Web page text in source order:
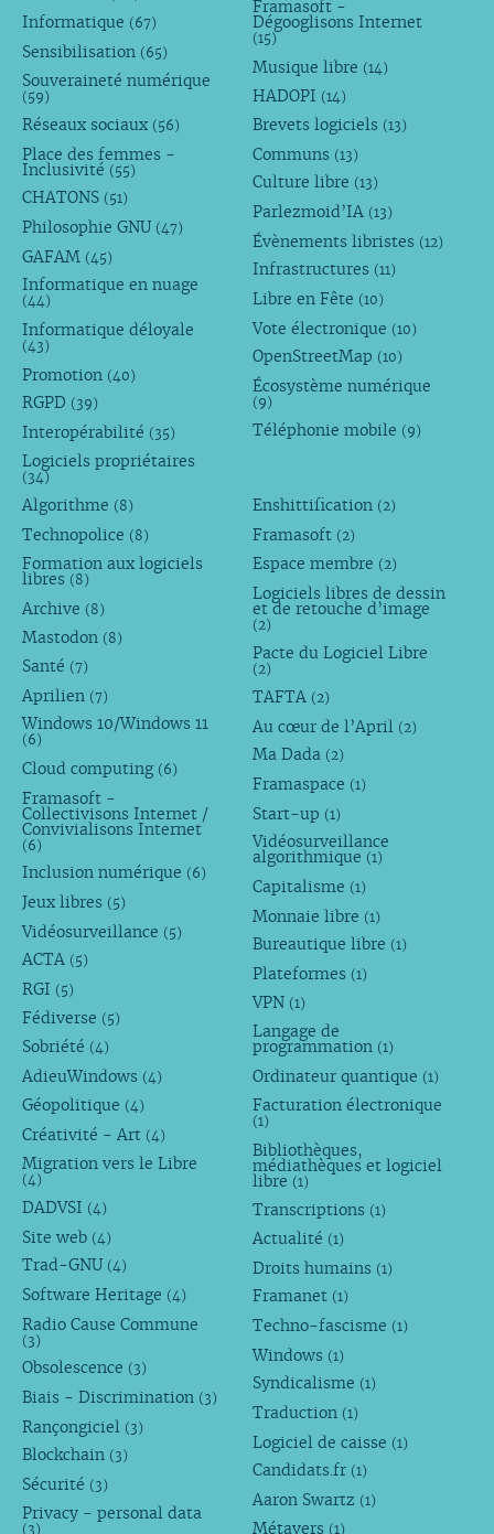
Informatique (67)
Sensibilisation (65)
Souveraineté numérique
(59)
Réseaux sociaux (56)
Place des femmes -
Inclusivité (55)
CHATONS (51)
Philosophie GNU (47)
GAFAM (45)
Informatique en nuage
(44)
Informatique déloyale
(43)
Promotion (40)
RGPD (39)
Interopérabilité (35)
Logiciels propriétaires
(34)
Framasoft -
Dégooglisons Internet
(15)
Musique libre (14)
HADOPI (14)
Brevets logiciels (13)
Communs (13)
Culture libre (13)
Parlezmoid’IA (13)
Évènements libristes (12)
Infrastructures (11)
Libre en Fête (10)
Vote électronique (10)
OpenStreetMap (10)
Écosystème numérique
(9)
Téléphonie mobile (9)
Algorithme (8)
Technopolice (8)
Formation aux logiciels
libres (8)
Archive (8)
Mastodon (8)
Santé (7)
Aprilien (7)
Windows 10/Windows 11
(6)
Cloud computing (6)
Framasoft -
Collectivisons Internet /
Convivialisons Internet
(6)
Inclusion numérique (6)
Jeux libres (5)
Vidéosurveillance (5)
ACTA (5)
RGI (5)
Fédiverse (5)
Sobriété (4)
AdieuWindows (4)
Géopolitique (4)
Créativité - Art (4)
Migration vers le Libre
(4)
DADVSI (4)
Site web (4)
Trad-GNU (4)
Software Heritage (4)
Radio Cause Commune
(3)
Obsolescence (3)
Biais - Discrimination (3)
Rançongiciel (3)
Blockchain (3)
Sécurité (3)
Privacy - personal data
(3)
Enshittification (2)
Framasoft (2)
Espace membre (2)
Logiciels libres de dessin
et de retouche d’image
(2)
Pacte du Logiciel Libre
(2)
TAFTA (2)
Au cœur de l’April (2)
Ma Dada (2)
Framaspace (1)
Start-up (1)
Vidéosurveillance
algorithmique (1)
Capitalisme (1)
Monnaie libre (1)
Bureautique libre (1)
Plateformes (1)
VPN (1)
Langage de
programmation (1)
Ordinateur quantique (1)
Facturation électronique
(1)
Bibliothèques,
médiathèques et logiciel
libre (1)
Transcriptions (1)
Actualité (1)
Droits humains (1)
Framanet (1)
Techno-fascisme (1)
Windows (1)
Syndicalisme (1)
Traduction (1)
Logiciel de caisse (1)
Candidats.fr (1)
Aaron Swartz (1)
Métavers (1)